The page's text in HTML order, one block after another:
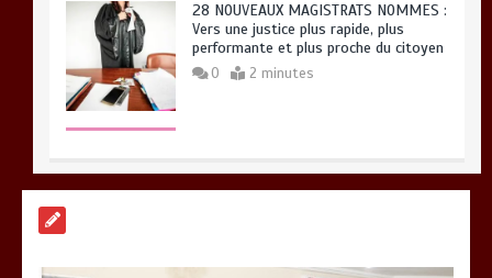
28 NOUVEAUX MAGISTRATS NOMMES :
Vers une justice plus rapide, plus
performante et plus proche du citoyen
0 2 minutes